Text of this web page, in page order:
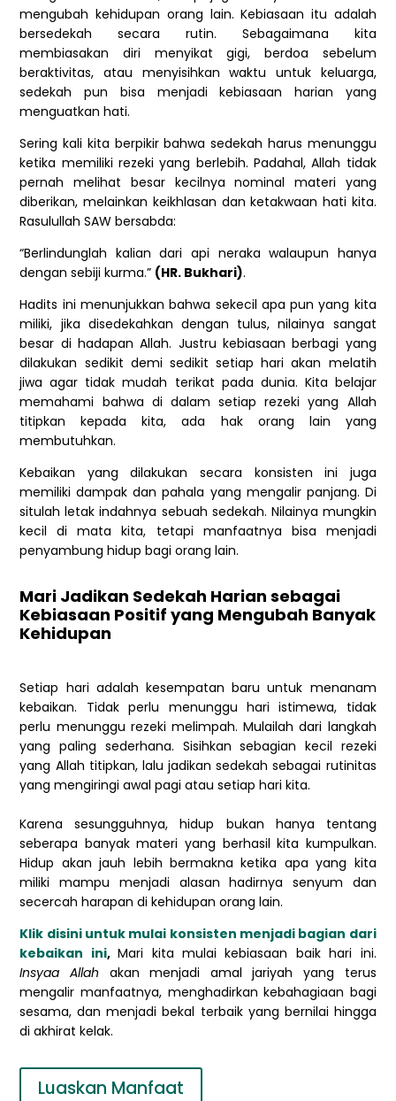
mengubah kehidupan orang lain. Kebiasaan itu adalah
bersedekah secara rutin. Sebagaimana kita
membiasakan diri menyikat gigi, berdoa sebelum
beraktivitas, atau menyisihkan waktu untuk keluarga,
sedekah pun bisa menjadi kebiasaan harian yang
menguatkan hati.
Sering kali kita berpikir bahwa sedekah harus menunggu
ketika memiliki rezeki yang berlebih. Padahal, Allah tidak
pernah melihat besar kecilnya nominal materi yang
diberikan, melainkan keikhlasan dan ketakwaan hati kita.
Rasulullah SAW bersabda:
“Berlindunglah kalian dari api neraka walaupun hanya
dengan sebiji kurma.” (HR. Bukhari).
Hadits ini menunjukkan bahwa sekecil apa pun yang kita
miliki, jika disedekahkan dengan tulus, nilainya sangat
besar di hadapan Allah. Justru kebiasaan berbagi yang
dilakukan sedikit demi sedikit setiap hari akan melatih
jiwa agar tidak mudah terikat pada dunia. Kita belajar
memahami bahwa di dalam setiap rezeki yang Allah
titipkan kepada kita, ada hak orang lain yang
membutuhkan.
Kebaikan yang dilakukan secara konsisten ini juga
memiliki dampak dan pahala yang mengalir panjang. Di
situlah letak indahnya sebuah sedekah. Nilainya mungkin
kecil di mata kita, tetapi manfaatnya bisa menjadi
penyambung hidup bagi orang lain.
Mari Jadikan Sedekah Harian sebagai
Kebiasaan Positif yang Mengubah Banyak
Kehidupan
Setiap hari adalah kesempatan baru untuk menanam
kebaikan. Tidak perlu menunggu hari istimewa, tidak
perlu menunggu rezeki melimpah. Mulailah dari langkah
yang paling sederhana. Sisihkan sebagian kecil rezeki
yang Allah titipkan, lalu jadikan sedekah sebagai rutinitas
yang mengiringi awal pagi atau setiap hari kita.
Karena sesungguhnya, hidup bukan hanya tentang
seberapa banyak materi yang berhasil kita kumpulkan.
Hidup akan jauh lebih bermakna ketika apa yang kita
miliki mampu menjadi alasan hadirnya senyum dan
secercah harapan di kehidupan orang lain.
Klik disini untuk mulai konsisten menjadi bagian dari
kebaikan ini,Mari kita mulai kebiasaan baik hari ini.
Insyaa Allah akan menjadi amal jariyah yang terus
mengalir manfaatnya, menghadirkan kebahagiaan bagi
sesama, dan menjadi bekal terbaik yang bernilai hingga
di akhirat kelak.
Luaskan Manfaat